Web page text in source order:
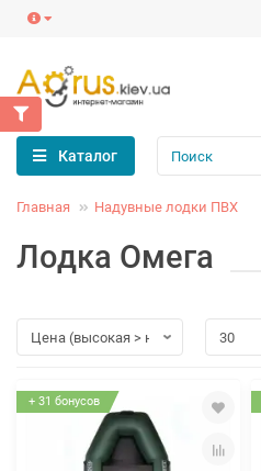
Каталог
Главная Надувные лодки ПВХ
Лодка Омега
+ 31 бонусов